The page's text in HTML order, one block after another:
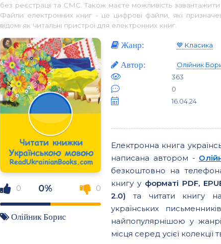
без реєстрації та СМС. Також маєте можливість
Файли електронних книг - це цифрові файли, які
відомі як читальні пристрої для електронних книг.
0 0% 0
Олійник Борис
Жанр: 💙 Класика
Автор:
Олійник
363
0
16.04.24
Електронна книга
написана автором -
безкоштовно на
книгу у форматі PDF,
2.0) та читати книгу на
українських
найпопулярнішою у
місця серед усієї колекції